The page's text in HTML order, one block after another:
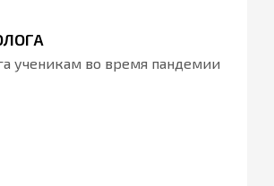
ученикам во время пандемии